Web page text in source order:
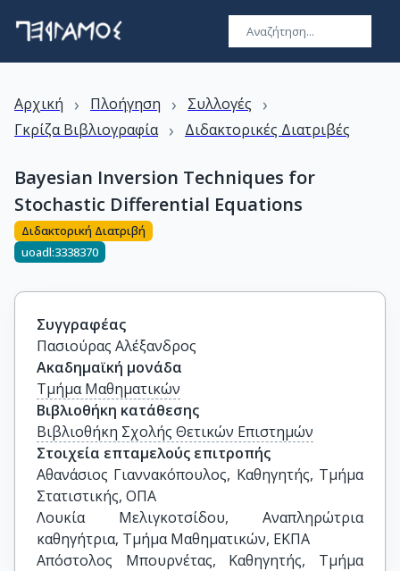
Αρχική › Πλοήγηση › Συλλογές ›
Γκρίζα Βιβλιογραφία › Διδακτορικές Διατριβές
Bayesian Inversion Techniques for
Stochastic Differential Equations
Διδακτορική Διατριβή
uoadl:3338370
Συγγραφέας
Πασιούρας Αλέξανδρος
Ακαδημαϊκή μονάδα
Τμήμα Μαθηματικών
Βιβλιοθήκη κατάθεσης
Βιβλιοθήκη Σχολής Θετικών Επιστημών
Στοιχεία επταμελούς επιτροπής
Αθανάσιος Γιαννακόπουλος, Καθηγητής, Τμήμα
Στατιστικής, ΟΠΑ
Λουκία Μελιγκοτσίδου, Αναπληρώτρια
καθηγήτρια, Τμήμα Μαθηματικών, ΕΚΠΑ
Απόστολος Μπουρνέτας, Καθηγητής, Τμήμα